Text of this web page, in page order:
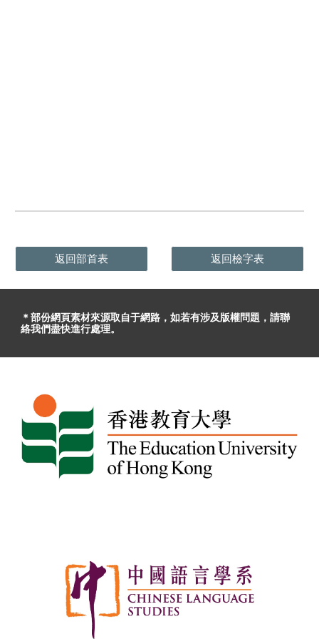
返回部首表 返回檢字表
＊部份網頁素材來源取自于網路，如若有涉及版權問題 ，請聯
絡我們盡快進行處理。